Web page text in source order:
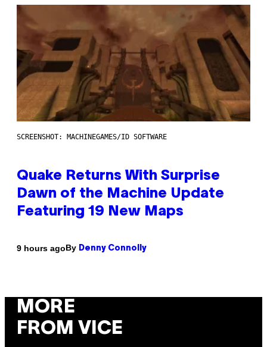
SCREENSHOT: MACHINEGAMES/ID SOFTWARE
Quake Returns With Surprise
Dawn of the Machine Update
Featuring 19 New Maps
9 hours agoBy Denny Connolly
MORE
FROM VICE